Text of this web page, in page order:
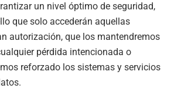
un nivel óptimo de seguridad,
que solo accederán aquellas
autorización, que los mantendremos
pérdida intencionada o
reforzado los sistemas y servicios